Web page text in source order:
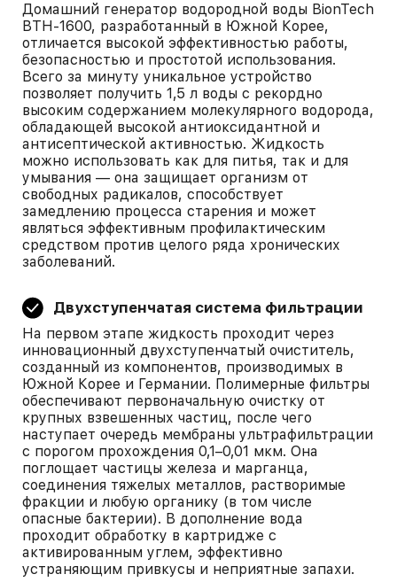
Домашний генератор водородной воды BionTech
BTH-1600, разработанный в Южной Корее,
отличается высокой эффективностью работы,
безопасностью и простотой использования.
Всего за минуту уникальное устройство
позволяет получить 1,5 л воды с рекордно
высоким содержанием молекулярного водорода,
обладающей высокой антиоксидантной и
антисептической активностью. Жидкость
можно использовать как для питья, так и для
умывания — она защищает организм от
свободных радикалов, способствует
замедлению процесса старения и может
являться эффективным профилактическим
средством против целого ряда хронических
заболеваний.
Двухступенчатая система фильтрации
На первом этапе жидкость проходит через
инновационный двухступенчатый очиститель,
созданный из компонентов, производимых в
Южной Корее и Германии. Полимерные фильтры
обеспечивают первоначальную очистку от
крупных взвешенных частиц, после чего
наступает очередь мембраны ультрафильтрации
с порогом прохождения 0,1–0,01 мкм. Она
поглощает частицы железа и марганца,
соединения тяжелых металлов, растворимые
фракции и любую органику (в том числе
опасные бактерии). В дополнение вода
проходит обработку в картридже с
активированным углем, эффективно
устраняющим привкусы и неприятные запахи.